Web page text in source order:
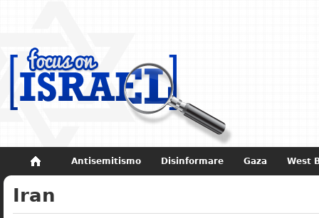
Antisemitismo Disinformare Gaza West
Non dimenticare
Iran